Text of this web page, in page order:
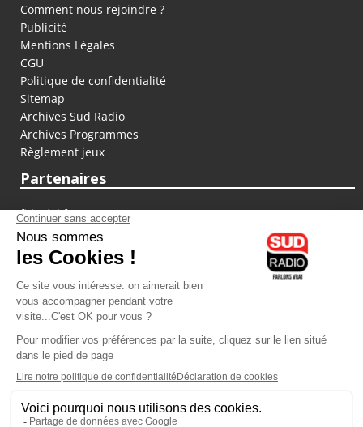
Comment nous rejoindre ?
Publicité
Mentions Légales
CGU
Politique de confidentialité
Sitemap
Archives Sud Radio
Archives Programmes
Règlement jeux
Partenaires
fiducial.fr
lyoncapitale.fr
olympique-et-lyonnais.com
L'application Iphone / Android
Téléchargez l'application
Les cookies
Gestion des cookies